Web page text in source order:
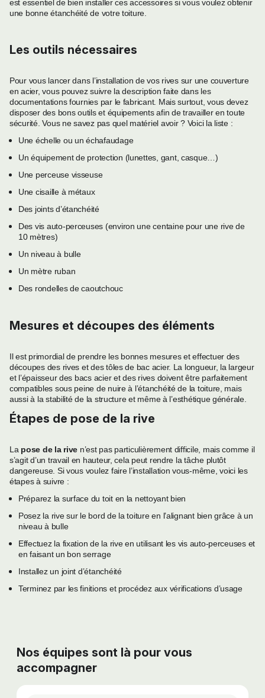
est essentiel de bien installer ces accessoires si vous voulez obtenir
une bonne étanchéité de votre toiture.
Les outils nécessaires
Pour vous lancer dans l’installation de vos rives sur une couverture
en acier, vous pouvez suivre la description faite dans les
documentations fournies par le fabricant. Mais surtout, vous devez
disposer des bons outils et équipements afin de travailler en toute
sécurité. Vous ne savez pas quel matériel avoir ? Voici la liste :
Une échelle ou un échafaudage
Un équipement de protection (lunettes, gant, casque…)
Une perceuse visseuse
Une cisaille à métaux
Des joints d’étanchéité
Des vis auto-perceuses (environ une centaine pour une rive de
10 mètres)
Un niveau à bulle
Un mètre ruban
Des rondelles de caoutchouc
Mesures et découpes des éléments
Il est primordial de prendre les bonnes mesures et effectuer des
découpes des rives et des tôles de bac acier. La longueur, la largeur
et l’épaisseur des bacs acier et des rives doivent être parfaitement
compatibles sous peine de nuire à l’étanchéité de la toiture, mais
aussi à la stabilité de la structure et même à l’esthétique générale.
Étapes de pose de la rive
La pose de la rive n’est pas particulièrement difficile, mais comme il
s’agit d’un travail en hauteur, cela peut rendre la tâche plutôt
dangereuse. Si vous voulez faire l’installation vous-même, voici les
étapes à suivre :
Préparez la surface du toit en la nettoyant bien
Posez la rive sur le bord de la toiture en l’alignant bien grâce à un
niveau à bulle
Effectuez la fixation de la rive en utilisant les vis auto-perceuses et
en faisant un bon serrage
Installez un joint d’étanchéité
Terminez par les finitions et procédez aux vérifications d’usage
Nos équipes sont là pour vous
accompagner